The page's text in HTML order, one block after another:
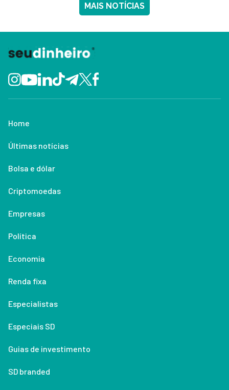
MAIS NOTÍCIAS
Home
Últimas notícias
Bolsa e dólar
Criptomoedas
Empresas
Política
Economia
Renda fixa
Especialistas
Especiais SD
Guias de investimento
SD branded